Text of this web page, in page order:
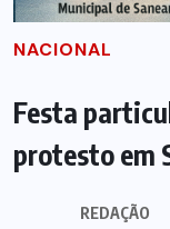
NACIONAL
Festa
protesto em
REDAÇÃO